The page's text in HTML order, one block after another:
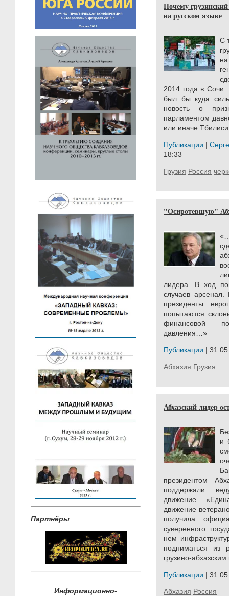
Партнёры
Информационно-
Почему
на русском языке
С
2014 года в Сочи.
был бы куда
новость о
парламентом
или иначе
Публикации |
18:33
Грузия Россия
"Осиротевшую"
лидера. В ход
случаев
президенты
попытаются
финансовой
давления…»
Публикации |
Абхазия Грузия
Абхазский лидер
и
президентом
поддержали
движение
движение
получила
суверенного
нем
подниматься из
грузино-
Публикации |
Абхазия Россия